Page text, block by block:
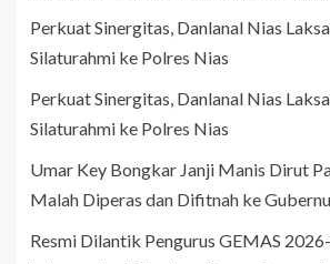
Perkuat Sinergitas, Danlanal Nias
Silaturahmi ke Polres Nias
Perkuat Sinergitas, Danlanal Nias
Silaturahmi ke Polres Nias
Umar Key Bongkar Janji Manis Dirut
Malah Diperas dan Difitnah ke
Resmi Dilantik Pengurus GEMAS